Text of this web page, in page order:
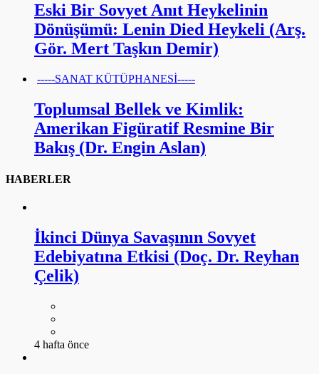
Eski Bir Sovyet Anıt Heykelinin
Dönüşümü: Lenin Died Heykeli (Arş.
Gör. Mert Taşkın Demir)
-----SANAT KÜTÜPHANESİ-----
Toplumsal Bellek ve Kimlik:
Amerikan Figüratif Resmine Bir
Bakış (Dr. Engin Aslan)
HABERLER
İkinci Dünya Savaşının Sovyet
Edebiyatına Etkisi (Doç. Dr. Reyhan
Çelik)
4 hafta önce